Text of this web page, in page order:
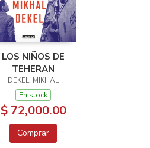
LOS NIÑOS DE
TEHERAN
DEKEL, MIKHAL
En stock
$ 72,000.00
Comprar